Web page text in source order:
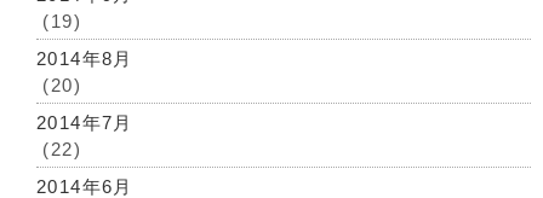
(19)
2014年8月
(20)
2014年7月
(22)
2014年6月